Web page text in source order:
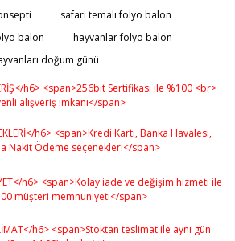
safari temalı folyo balon
balon
hayvanlar folyo balon
doğum günü